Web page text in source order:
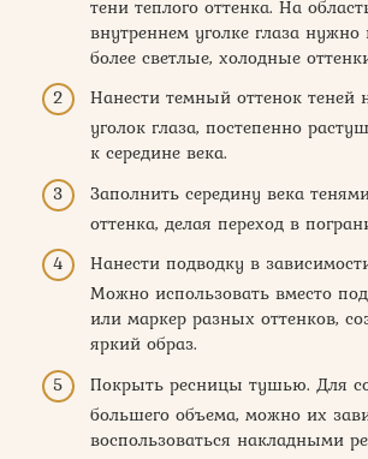
тени теплого оттенка. На
внутреннем уголке глаза нужно
более светлые, холодные
Нанести темный оттенок
уголок глаза, постепенно
к середине века.
Заполнить середину века
оттенка, делая переход в
Нанести подводку в
Можно использовать вместо
или маркер разных оттенков,
яркий образ.
Покрыть ресницы тушью. Для
большего объема, можно их
воспользоваться накладными